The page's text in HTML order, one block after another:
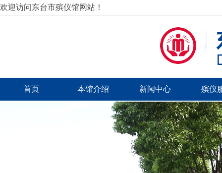
欢迎访问东台市殡仪馆网站！
首页 本馆介绍 新闻中心 殡仪